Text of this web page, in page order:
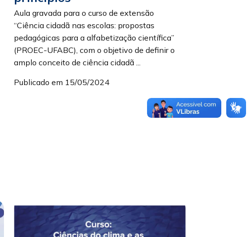
Aula gravada para o curso de extensão
“Ciência cidadã nas escolas: propostas
pedagógicas para a alfabetização científica”
(PROEC-UFABC), com o objetivo de definir o
amplo conceito de ciência cidadã ...
Publicado em 15/05/2024